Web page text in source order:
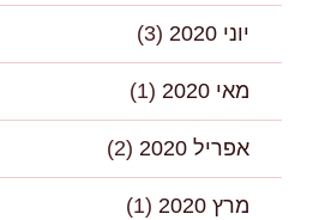
יוני 2020 (3)
מאי 2020 (1)
אפריל 2020 (2)
מרץ 2020 (1)